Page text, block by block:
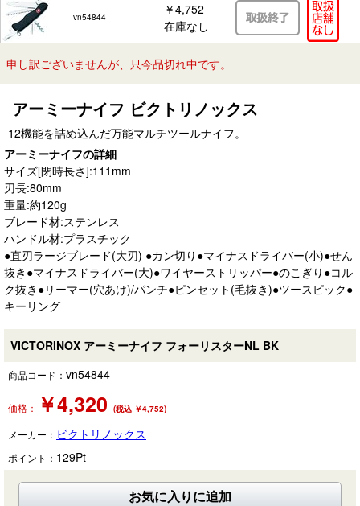
vn54844
￥4,752
在庫なし
申し訳ございませんが、只今品切れ中です。
アーミーナイフ ビクトリノックス
12機能を詰め込んだ万能マルチツールナイフ。
アーミーナイフの詳細
サイズ[閉時長さ]:111mm
刃長:80mm
重量:約120g
ブレード材:ステンレス
ハンドル材:プラスチック
●直刃ラージブレード(大刃) ●カン切り●マイナスドライバー(小)●せん
抜き●マイナスドライバー(大)●ワイヤーストリッパー●のこぎり●コル
ク抜き●リーマー(穴あけ)/パンチ●ピンセット(毛抜き)●ツースピック●
キーリング
VICTORINOX アーミーナイフ フォーリスターNL BK
商品コード： vn54844
価格： ￥4,320 (税込 ￥4,752)
メーカー： ビクトリノックス
ポイント： 129Pt
お気に入りに追加